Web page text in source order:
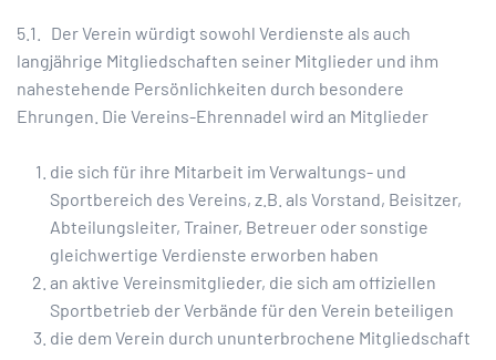
5.1. Der Verein würdigt sowohl Verdienste als auch
langjährige Mitgliedschaften seiner Mitglieder und ihm
nahestehende Persönlichkeiten durch besondere
Ehrungen. Die Vereins-Ehrennadel wird an Mitglieder
die sich für ihre Mitarbeit im Verwaltungs- und
Sportbereich des Vereins, z.B. als Vorstand, Beisitzer,
Abteilungsleiter, Trainer, Betreuer oder sonstige
gleichwertige Verdienste erworben haben
an aktive Vereinsmitglieder, die sich am offiziellen
Sportbetrieb der Verbände für den Verein beteiligen
die dem Verein durch ununterbrochene Mitgliedschaft